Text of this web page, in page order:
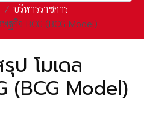
บริหารราชการ
ฐกิจ BCG (BCG Model)
ป โมเดล
(BCG Model)